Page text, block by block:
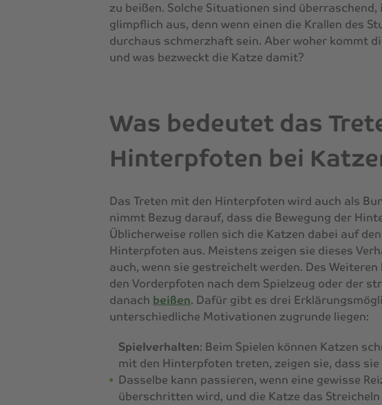
zu beißen. Solche Situationen sind
glimpflich aus, denn wenn einen die Krallen des
durchaus schmerzhaft sein. Aber woher kommt
und was bezweckt die Katze damit?
Was bedeutet das
Hinterpfoten bei
Das Treten mit den Hinterpfoten wird auch als
nimmt Bezug darauf, dass die Bewegung der
Üblicherweise rollen sich die Katzen dabei auf
Hinterpfoten aus. Meistens zeigen sie dieses
auch, wenn sie gestreichelt werden. Des
den Vorderpfoten nach dem Spielzeug oder der
danach beißen. Dafür gibt es drei
unterschiedliche Motivationen zugrunde liegen:
Spielverhalten: Beim Spielen können Katzen
mit den Hinterpfoten treten, zeigen sie, dass
Dasselbe kann passieren, wenn eine gewisse
überschritten wird, und die Katze das